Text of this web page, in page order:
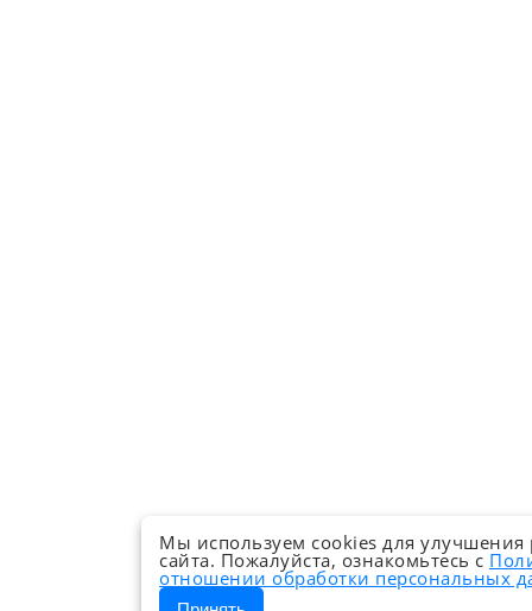
Мы используем cookies для улучшения
сайта. Пожалуйста, ознакомьтесь с
отношении обработки персональных